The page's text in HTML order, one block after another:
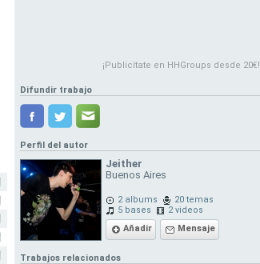
¡Publicítate en HHGroups desde 20€!
Difundir trabajo
Perfil del autor
Jeither
Buenos Aires
2 albums
20 temas
5 bases
2 videos
Añadir
Mensaje
Trabajos relacionados